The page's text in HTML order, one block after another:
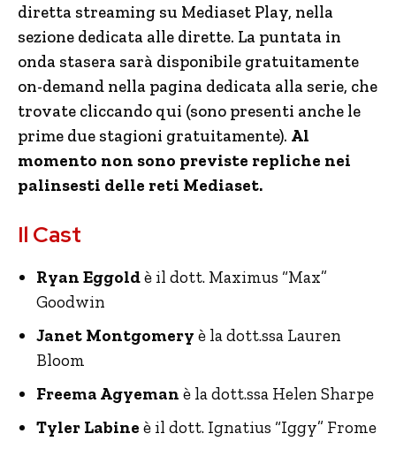
diretta streaming su Mediaset Play, nella
sezione dedicata alle dirette. La puntata in
onda stasera sarà disponibile gratuitamente
on-demand nella pagina dedicata alla serie, che
trovate cliccando qui (sono presenti anche le
prime due stagioni gratuitamente). Al
momento non sono previste repliche nei
palinsesti delle reti Mediaset.
Il Cast
Ryan Eggoldè il dott. Maximus “Max”
Goodwin
Janet Montgomery è la dott.ssa Lauren
Bloom
Freema Agyeman è la dott.ssa Helen Sharpe
Tyler Labine è il dott. Ignatius “Iggy” Frome